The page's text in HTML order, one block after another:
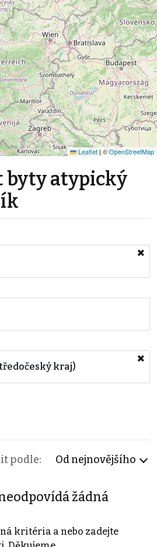
Leaflet | ©OpenStreetMap
byty atypický
kraj)
podle: Od nejnovějšího
žádná
kritéria a nebo zadejte